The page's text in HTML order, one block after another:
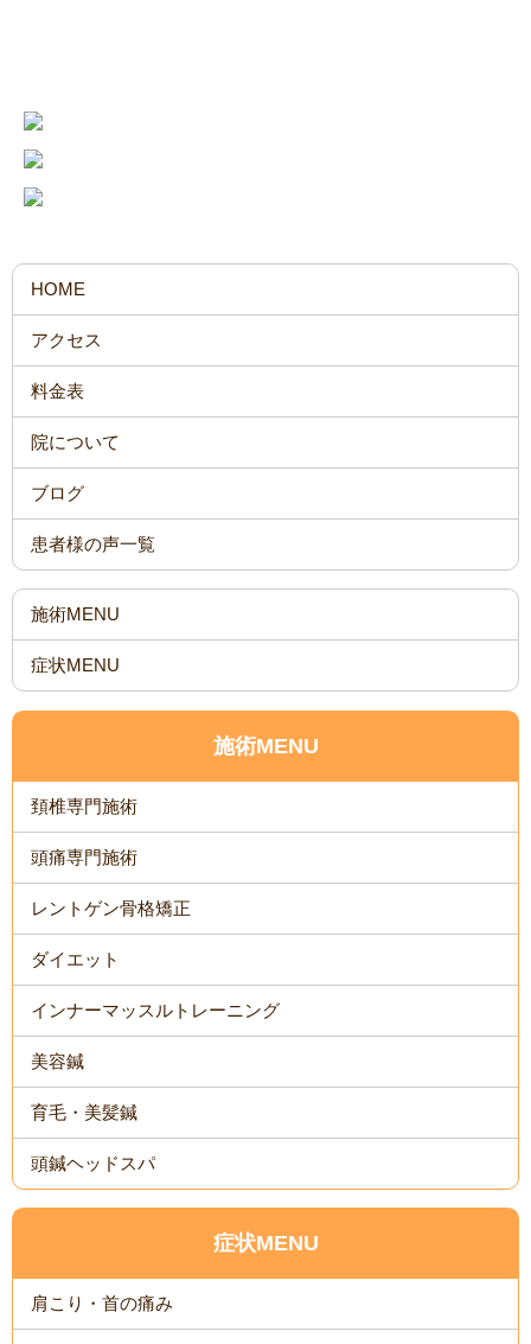
HOME
アクセス
料金表
院について
ブログ
患者様の声一覧
施術MENU
症状MENU
施術MENU
頚椎専門施術
頭痛専門施術
レントゲン骨格矯正
ダイエット
インナーマッスルトレーニング
美容鍼
育毛・美髪鍼
頭鍼ヘッドスパ
症状MENU
肩こり・首の痛み